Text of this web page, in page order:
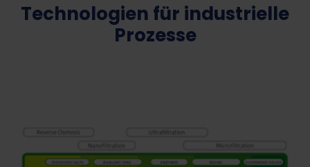
Technologien für industrielle
Prozesse